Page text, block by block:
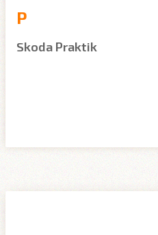
P
Skoda Praktik